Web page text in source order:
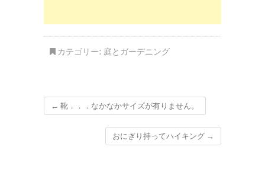
カテゴリー: 庭とガーデニング
← 靴．．．なかなかサイズが有りません。
おにぎり持ってハイキング →